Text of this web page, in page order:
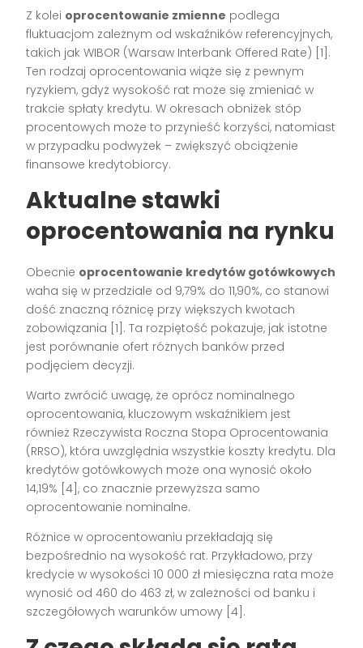
Z kolei oprocentowanie zmienne podlega
fluktuacjom zależnym od wskaźników referencyjnych,
takich jak WIBOR (Warsaw Interbank Offered Rate) [1].
Ten rodzaj oprocentowania wiąże się z pewnym
ryzykiem, gdyż wysokość rat może się zmieniać w
trakcie spłaty kredytu. W okresach obniżek stóp
procentowych może to przynieść korzyści, natomiast
w przypadku podwyżek – zwiększyć obciążenie
finansowe kredytobiorcy.
Aktualne stawki
oprocentowania na rynku
Obecnie oprocentowanie kredytów gotówkowych
waha się w przedziale od 9,79% do 11,90%, co stanowi
dość znaczną różnicę przy większych kwotach
zobowiązania [1]. Ta rozpiętość pokazuje, jak istotne
jest porównanie ofert różnych banków przed
podjęciem decyzji.
Warto zwrócić uwagę, że oprócz nominalnego
oprocentowania, kluczowym wskaźnikiem jest
również Rzeczywista Roczna Stopa Oprocentowania
(RRSO), która uwzględnia wszystkie koszty kredytu. Dla
kredytów gotówkowych może ona wynosić około
14,19% [4], co znacznie przewyższa samo
oprocentowanie nominalne.
Różnice w oprocentowaniu przekładają się
bezpośrednio na wysokość rat. Przykładowo, przy
kredycie w wysokości 10 000 zł miesięczna rata może
wynosić od 460 do 463 zł, w zależności od banku i
szczegółowych warunków umowy [4].